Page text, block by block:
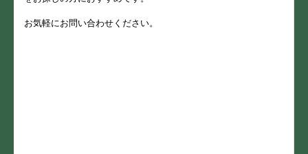
お気軽にお問い合わせください。